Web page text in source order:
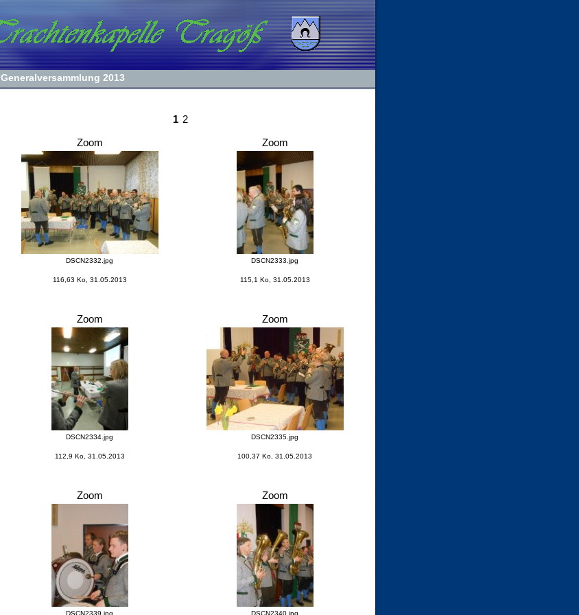
Generalversammlung 2013
1 2
Zoom
DSCN2332.jpg
116,63 Ko, 31.05.2013
Zoom
DSCN2333.jpg
115,1 Ko, 31.05.2013
Zoom
DSCN2334.jpg
112,9 Ko, 31.05.2013
Zoom
DSCN2335.jpg
100,37 Ko, 31.05.2013
Zoom
DSCN2339.jpg
Zoom
DSCN2340.jpg